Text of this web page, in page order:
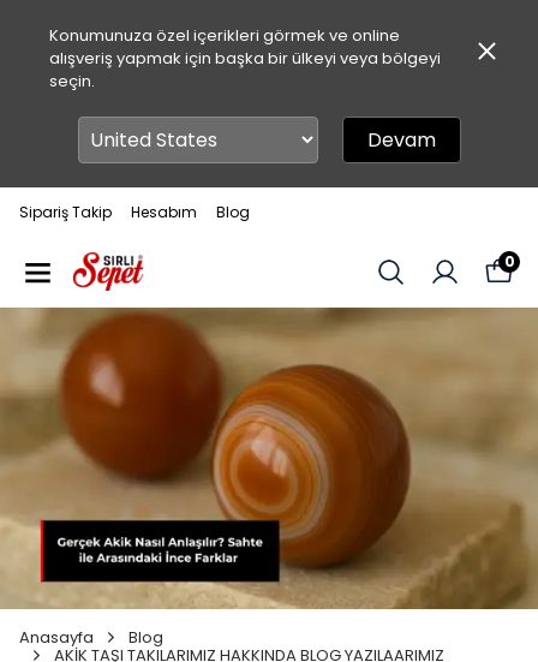
Konumunuza özel içerikleri görmek ve online
alışveriş yapmak için başka bir ülkeyi veya bölgeyi
seçin.
Devam
Sipariş Takip Hesabım Blog
0
Anasayfa Blog
AKİK TAŞI TAKILARIMIZ HAKKINDA BLOG YAZILAARIMIZ